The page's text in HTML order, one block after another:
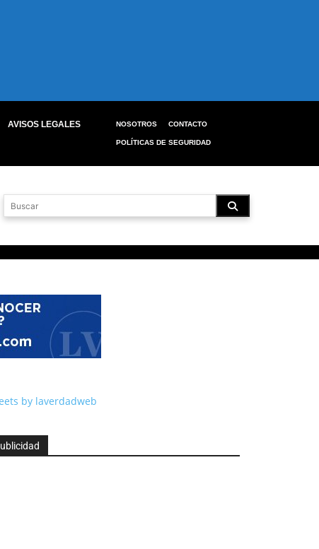
AVISOS LEGALES
NOSOTROS CONTACTO
POLÍTICAS DE SEGURIDAD
by laverdadweb